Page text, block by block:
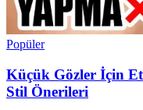
Popüler
Küçük Gözler İçin
Stil Önerileri